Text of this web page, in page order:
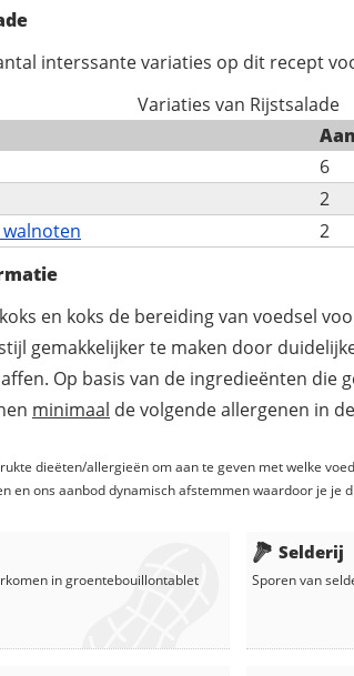
interssante variaties op dit recept
Variaties van Rijstsalade
6
2
2
en koks de bereiding van voedsel
gemakkelijker te maken door
Op basis van de ingredieënten die
minimaal de volgende allergenen in
dieëten/allergieën om aan te geven met welke
en ons aanbod dynamisch afstemmen waardoor je je
ingroentebouillontablet
Selderij
Sporen van